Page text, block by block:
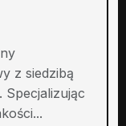
z siedzibą